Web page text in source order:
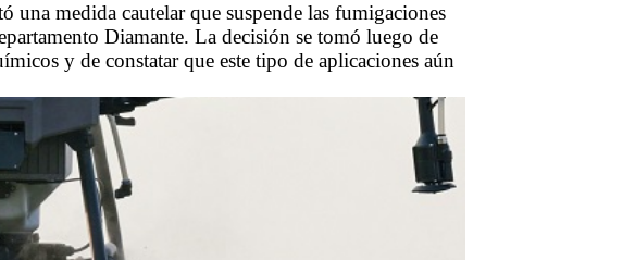
medida cautelar que suspende las fumigaciones
Diamante. La decisión se tomó luego de
y de constatar que este tipo de aplicaciones aún